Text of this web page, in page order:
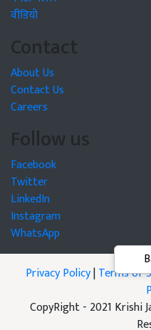
वीडियो
Contact
About Us
Contact Us
Careers
Follow us
Facebook
Twitter
LinkedIn
Instagram
WhatsApp
Privacy Policy|Terms of
CopyRight - 2021 Krishi